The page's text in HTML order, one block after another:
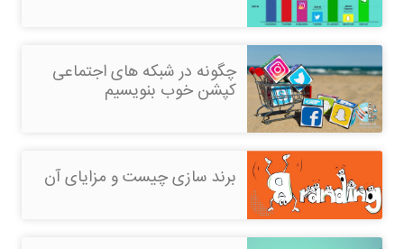
چگونه در شبکه های اجتماعی
کپشن خوب بنویسیم
برند سازی چیست و مزایای آن